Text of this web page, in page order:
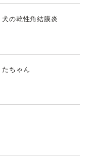
の乾性角結膜炎
たちゃん